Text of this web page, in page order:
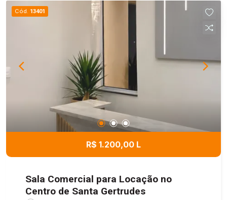
comodidade e lazer para toda a família. Aceita
financiamento. Uma excelente oportunidade para
desenvolvimento, com fácil acesso aos
principais pontos da cidade.
Cód. 13401
R$ 1.200,00 L
Sala Comercial para Locação no
Centro de Santa Gertrudes